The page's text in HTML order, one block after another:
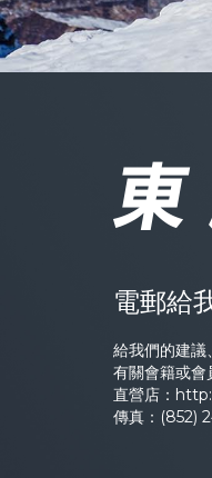
電郵給
給我們的建議
有關會籍或會
直營店：
傳真：(852)